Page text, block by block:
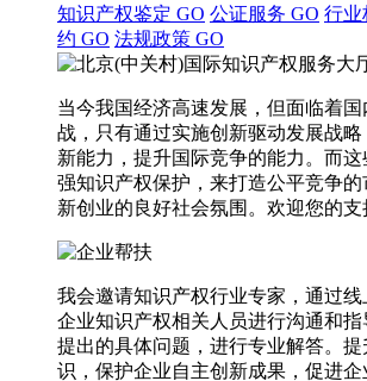
知识产权鉴定 GO 公证服务 GO 行业
约 GO 法规政策 GO
当今我国经济高速发展，但面临着
战，只有通过实施创新驱动发展战略
新能力，提升国际竞争的能力。而
强知识产权保护，来打造公平竞争的
新创业的良好社会氛围。欢迎您的支
我会邀请知识产权行业专家，通过
企业知识产权相关人员进行沟通和
提出的具体问题，进行专业解答。
识，保护企业自主创新成果，促进